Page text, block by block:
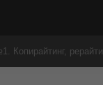
Копирайтинг,